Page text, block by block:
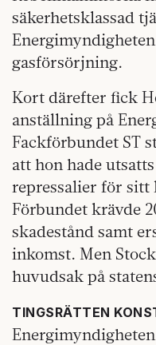
säkerhetsklassad
gasförsörjning.
Kort därefter fick
anställning på
Fackförbundet ST
att hon hade
repressalier för sitt
Förbundet krävde
skadestånd samt
inkomst. Men
huvudsak på
TINGSRÄTTEN